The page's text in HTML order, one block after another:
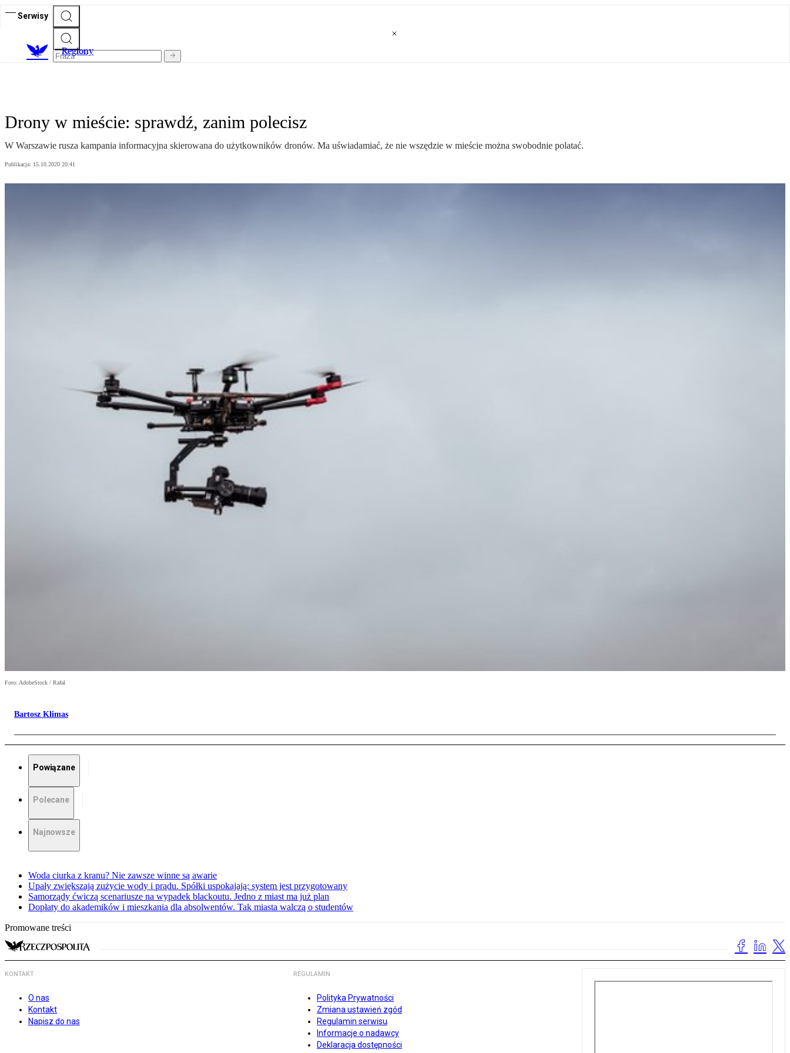
Serwisy
Regiony
Drony w mieście: sprawdź, zanim polecisz
W Warszawie rusza kampania informacyjna skierowana do użytkowników dronów. Ma uświadamiać, że nie wszędzie w mieście można swobodnie polatać.
Publikacja: 15.10.2020 20:41
Foto: AdobeStock / Rafal
Bartosz Klimas
Powiązane
Polecane
Najnowsze
Woda ciurka z kranu? Nie zawsze winne są awarie
Upały zwiększają zużycie wody i prądu. Spółki uspokajają: system jest przygotowany
Samorządy ćwiczą scenariusze na wypadek blackoutu. Jedno z miast ma już plan
Dopłaty do akademików i mieszkania dla absolwentów. Tak miasta walczą o studentów
Promowane treści
KONTAKT
O nas
Kontakt
Napisz do nas
REGULAMIN
Polityka Prywatności
Zmiana ustawień zgód
Regulamin serwisu
Informacje o nadawcy
Deklaracja dostępności